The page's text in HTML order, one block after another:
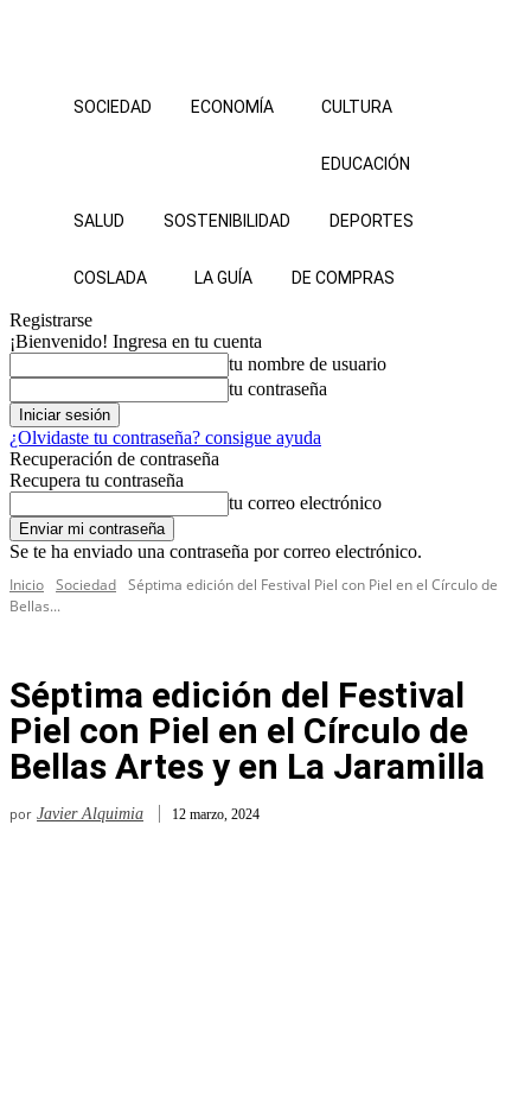
SOCIEDAD ECONOMÍA CULTURA
EDUCACIÓN
SALUD SOSTENIBILIDAD DEPORTES
COSLADA LA GUÍA DE COMPRAS
Registrarse
¡Bienvenido! Ingresa en tu cuenta
tu nombre de usuario
tu contraseña
¿Olvidaste tu contraseña? consigue ayuda
Recuperación de contraseña
Recupera tu contraseña
tu correo electrónico
Se te ha enviado una contraseña por correo electrónico.
Inicio Sociedad Séptima edición del Festival Piel con Piel en el Círculo de
Bellas...
Séptima edición del Festival
Piel con Piel en el Círculo de
Bellas Artes y en La Jaramilla
por Javier Alquimia 12 marzo, 2024